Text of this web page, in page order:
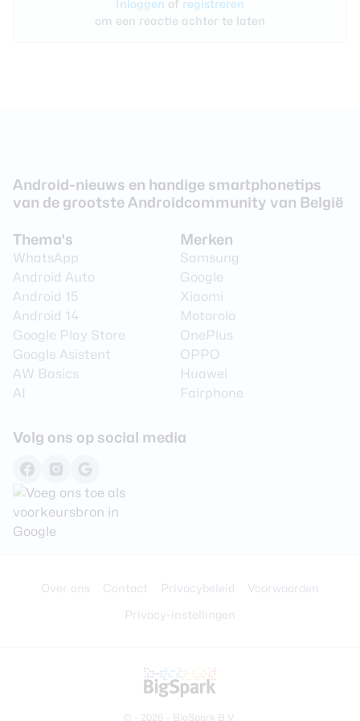
Inloggen of registreren
om een reactie achter te laten
Android-nieuws en handige smartphonetips
van de grootste Androidcommunity van België
Thema's
WhatsApp
Android Auto
Android 15
Android 14
Google Play Store
Google Asistent
AW Basics
AI
Merken
Samsung
Google
Xiaomi
Motorola
OnePlus
OPPO
Huawei
Fairphone
Volg ons op social media
© - 2026 – BigSpark B.V.
Over ons Contact Privacybeleid
Voorwaarden
Privacy-instellingen